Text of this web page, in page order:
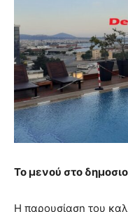
Το μενού στο
Η παρουσίαση του